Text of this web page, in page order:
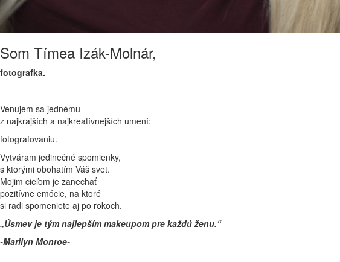
Som Tímea Izák-Molnár,
fotografka.
Venujem sa jednému
z najkrajších a najkreatívnejších umení:
fotografovaniu.
Vytváram jedinečné spomienky,
s ktorými obohatím Váš svet.
Mojim cieľom je zanechať
pozitívne emócie, na ktoré
si radi spomeniete aj po rokoch.
„Úsmev je tým najlepším makeupom pre každú ženu.“
-Marilyn Monroe-